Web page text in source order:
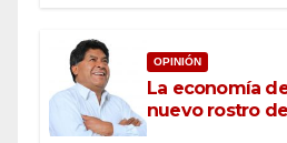
OPINIÓN
La economía
nuevo rostro